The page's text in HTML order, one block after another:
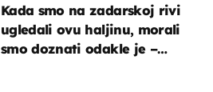
Kada smo na zadarskoj rivi
ugledali ovu haljinu, morali
smo doznati odakle je –